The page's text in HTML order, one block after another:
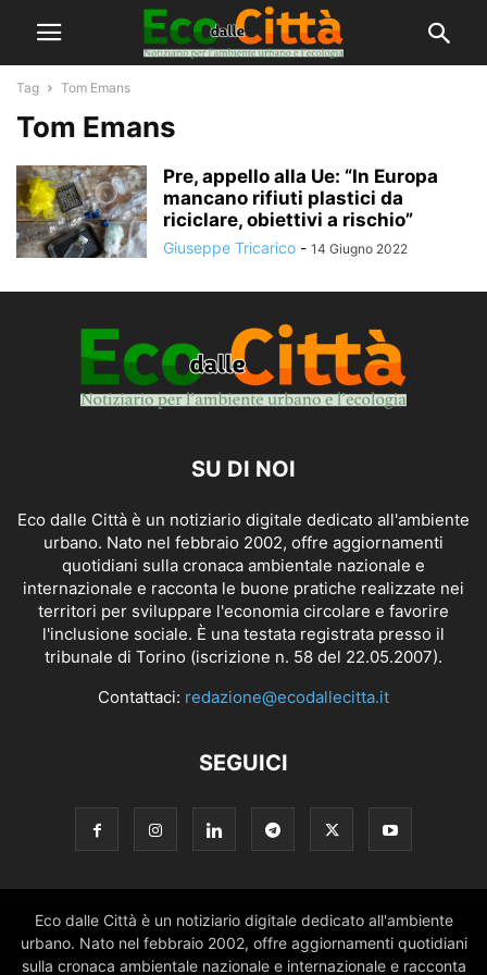
Tag Tom Emans
Tom Emans
Pre, appello alla Ue: “In Europa
mancano rifiuti plastici da
riciclare, obiettivi a rischio”
Giuseppe Tricarico - 14 Giugno 2022
SU DI NOI
Eco dalle Città è un notiziario digitale dedicato all'ambiente
urbano. Nato nel febbraio 2002, offre aggiornamenti
quotidiani sulla cronaca ambientale nazionale e
internazionale e racconta le buone pratiche realizzate nei
territori per sviluppare l'economia circolare e favorire
l'inclusione sociale. È una testata registrata presso il
tribunale di Torino (iscrizione n. 58 del 22.05.2007).
Contattaci: redazione@ecodallecitta.it
SEGUICI
Eco dalle Città è un notiziario digitale dedicato all'ambiente
urbano. Nato nel febbraio 2002, offre aggiornamenti quotidiani
sulla cronaca ambientale nazionale e internazionale e racconta